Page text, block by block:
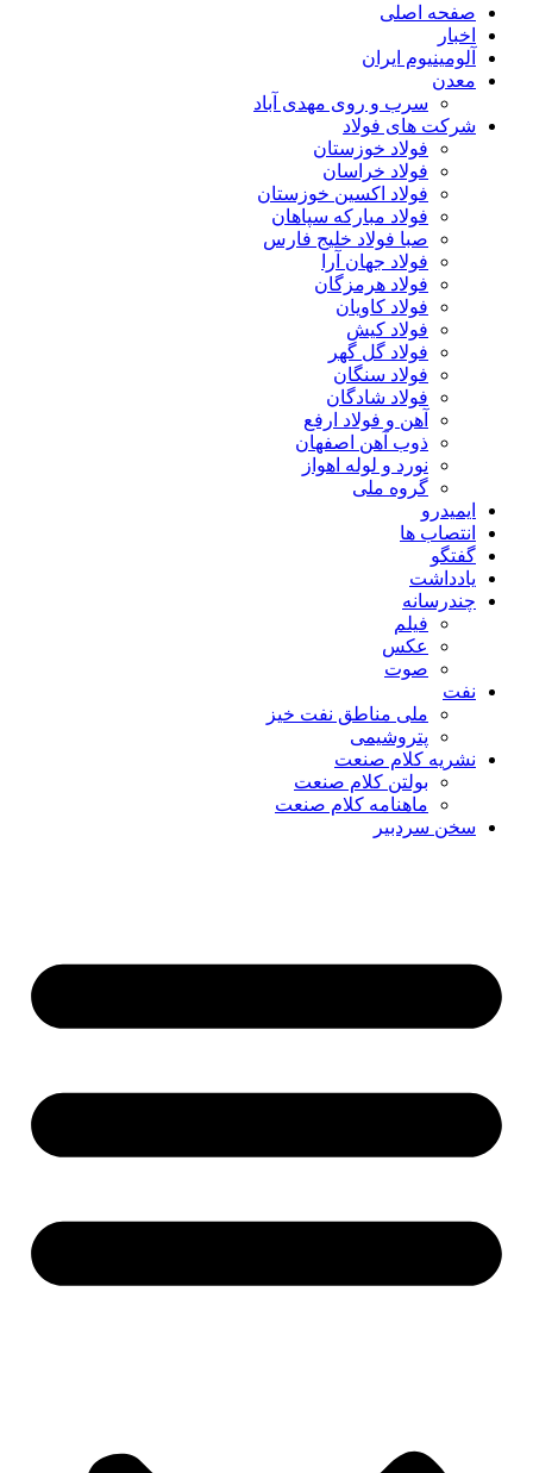
صفحه اصلی
اخبار
آلومینیوم ایران
معدن
سرب و روی مهدی آباد
شرکت های فولاد
فولاد خوزستان
فولاد خراسان
فولاد اکسین خوزستان
فولاد مبارکه سپاهان
صبا فولاد خلیج فارس
فولاد جهان آرا
فولاد هرمزگان
فولاد کاویان
فولاد کیش
فولاد گل گهر
فولاد سنگان
فولاد شادگان
آهن و فولاد ارفع
ذوب آهن اصفهان
نورد و لوله اهواز
گروه ملی
ایمیدرو
انتصاب ها
گفتگو
یادداشت
چندرسانه
فیلم
عکس
صوت
نفت
ملی مناطق نفت خیز
پتروشیمی
نشریه کلام صنعت
بولتن کلام صنعت
ماهنامه کلام صنعت
سخن سردبیر